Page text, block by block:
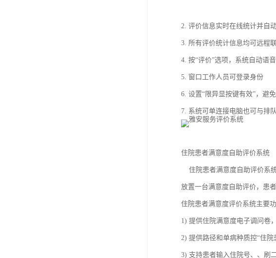
2. 评价信息实时在线统计并自
3. 所有评价统计信息均可远程
4. 按“评价”选项，系统自动语
5. 窗口工作人员可登录身份
6. 设置“限异显按键有效”，避
7. 系统可单连接电脑也可与排
住院患者满意度自助评价系统
住院患者满意度自助评价系
放置一台满意度自助评价，患
住院患者满意度评价系统主要
1) 提供住院满意度电子调问卷
2) 提供路径和单病种质控“住院
3) 支持患者输入住院号、、刷